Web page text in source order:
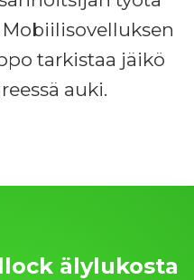
tarkistaa jäikö
auki.
älylukosta